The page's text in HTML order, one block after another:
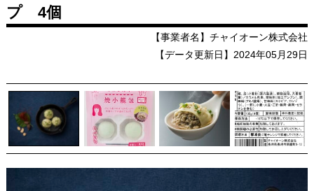
プ 4個
【事業者名】チャイオーン株式会社
【データ更新日】2024年05月29日